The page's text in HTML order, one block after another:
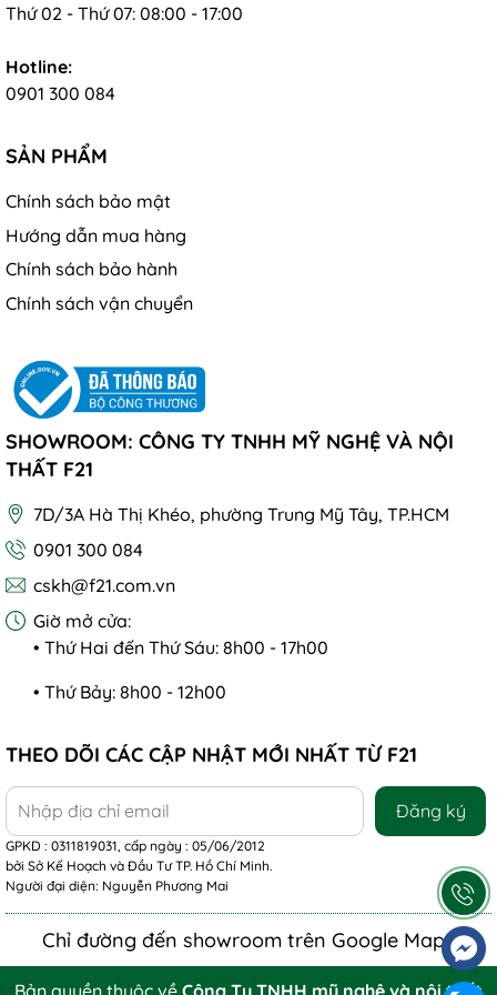
- Không rửa trong nước với chất khử mùi hay tẩy rửa.
Thứ 02 - Thứ 07: 08:00 - 17:00
Hotline:
0901 300 084
SẢN PHẨM
Chính sách bảo mật
Hướng dẫn mua hàng
Chính sách bảo hành
Chính sách vận chuyển
SHOWROOM: CÔNG TY TNHH MỸ NGHỆ VÀ NỘI
THẤT F21
7D/3A Hà Thị Khéo, phường Trung Mỹ Tây, TP.HCM
0901 300 084
cskh@f21.com.vn
Giờ mở cửa:
• Thứ Hai đến Thứ Sáu: 8h00 - 17h00
• Thứ Bảy: 8h00 - 12h00
THEO DÕI CÁC CẬP NHẬT MỚI NHẤT TỪ F21
Đăng ký
GPKD : 0311819031, cấp ngày : 05/06/2012
bởi Sở Kế Hoạch và Đầu Tư TP. Hồ Chí Minh.
Người đại diện: Nguyễn Phương Mai
Chỉ đường đến showroom trên Google Maps
Bản quyền thuộc về Công Ty TNHH mỹ nghệ và nội thất